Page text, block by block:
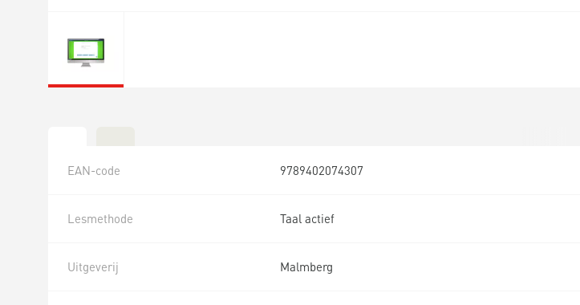
EAN-code 9789402074307
Lesmethode Taal actief
Uitgeverij Malmberg